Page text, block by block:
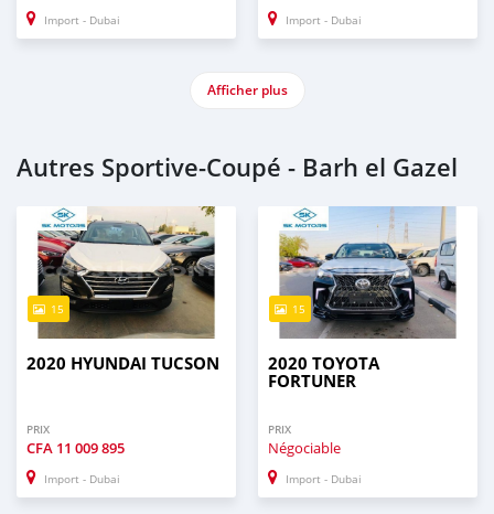
Import - Dubai Import - Dubai
Afficher plus
Autres Sportive‒Coupé - Barh el Gazel
15
2020 HYUNDAI TUCSON
PRIX
CFA 11 009 895
Import - Dubai
15
2020 TOYOTA
FORTUNER
PRIX
Négociable
Import - Dubai